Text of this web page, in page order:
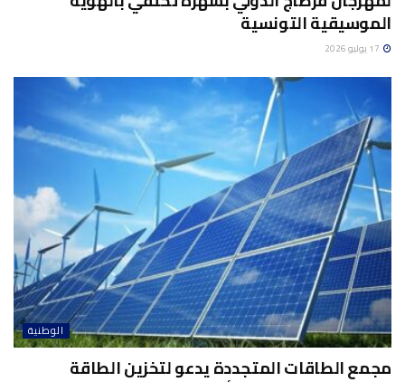
الموسيقية التونسية
الوطنية
مجمع الطاقات المتجددة يدعو لتخزين الطاقة